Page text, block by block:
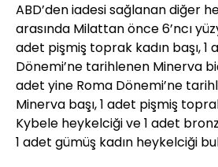
ABD’den iadesi sağlanan diğer
arasında Milattan önce 6’ncı
adet pişmiş toprak kadın başı, 1
Dönemi’ne tarihlenen Minerva
adet yine Roma Dönemi’ne
Minerva başı, 1 adet pişmiş
Kybele heykelciği ve 1 adet
1 adet gümüş kadın heykelciği